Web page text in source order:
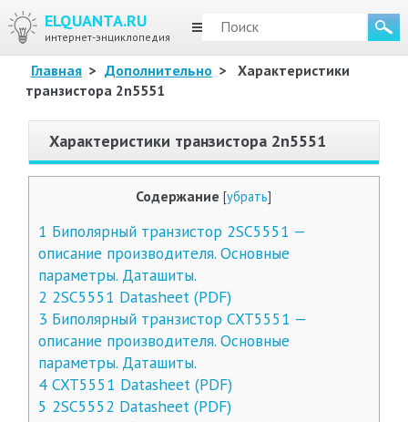
ELQUANTA.RU
интернет-энциклопедия
МЕНЮ
Главная > Дополнительно >
Характеристики
транзистора 2n5551
Характеристики транзистора 2n5551
Содержание [убрать]
1 Биполярный транзистор 2SC5551 —
описание производителя. Основные
параметры. Даташиты.
2 2SC5551 Datasheet (PDF)
3 Биполярный транзистор CXT5551 —
описание производителя. Основные
параметры. Даташиты.
4CXT5551 Datasheet (PDF)
5 2SC5552 Datasheet (PDF)